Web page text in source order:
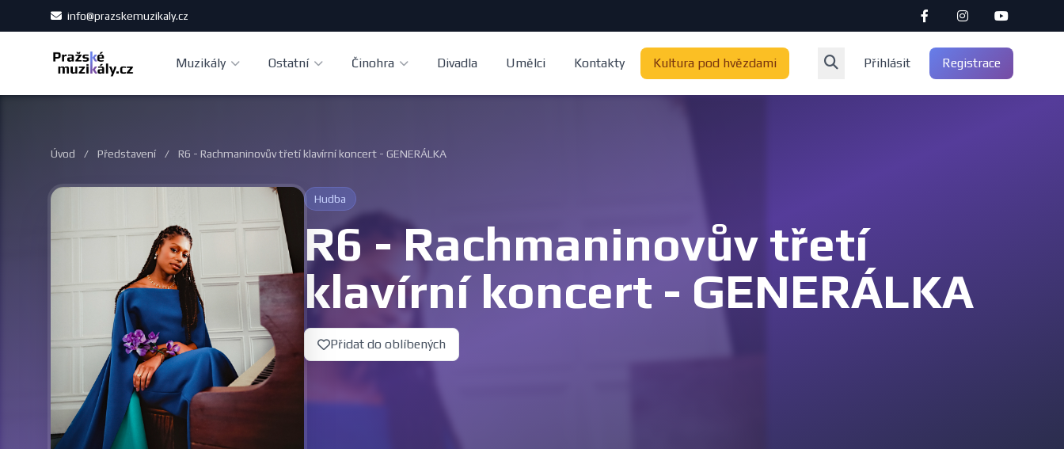
info@prazskemuzikaly.cz
Muzikály Ostatní Činohra Divadla Umělci Kontakty Kultura pod hvězdami Přihlásit Registrace
Úvod / Představení / R6 - Rachmaninovův třetí klavírní koncert - GENERÁLKA
Hudba
R6 - Rachmaninovův třetí
klavírní koncert - GENERÁLKA
Přidat do oblíbených